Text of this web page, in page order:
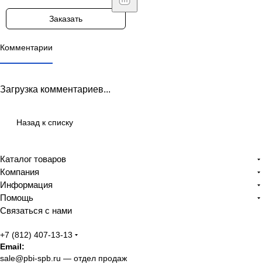
Заказать
Комментарии
Загрузка комментариев...
Назад к списку
Каталог товаров
Компания
Информация
Помощь
Связаться с нами
+7 (812) 407-13-13
Email:
sale@pbi-spb.ru — отдел продаж